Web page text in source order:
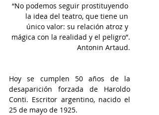
“No podemos seguir prostituyendo
la idea del teatro, que tiene un
único valor: su relación atroz y
mágica con la realidad y el peligro”.
Antonin Artaud.
Hoy se cumplen 50 años de la
desaparición forzada de Haroldo
Conti. Escritor argentino, nacido el
25 de mayo de 1925.